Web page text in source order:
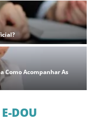
Como Acompanhar As
DOU